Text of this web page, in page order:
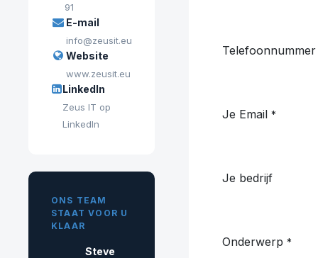
91
E-mail
info@zeusit.eu
Website
www.zeusit.eu
LinkedIn
Zeus IT op
LinkedIn
ONS TEAM
STAAT VOOR U
KLAAR
Steve
Telefoonnummer
Je Email *
Je bedrijf
Onderwerp *